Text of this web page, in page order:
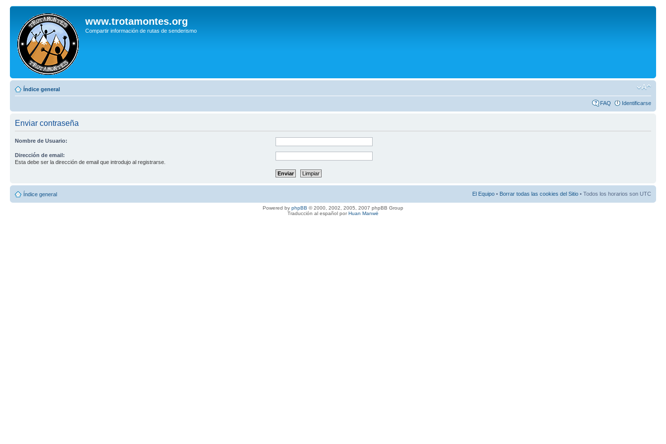
www.trotamontes.org
Compartir información de rutas de senderismo
Índice general
FAQ Identificarse
Enviar contraseña
Nombre de Usuario:
Dirección de email:
Esta debe ser la dirección de email que introdujo al registrarse.
Índice general El Equipo • Borrar todas las cookies del Sitio • Todos los horarios son UTC
Powered by phpBB © 2000, 2002, 2005, 2007 phpBB Group
Traducción al español porHuan Manwë